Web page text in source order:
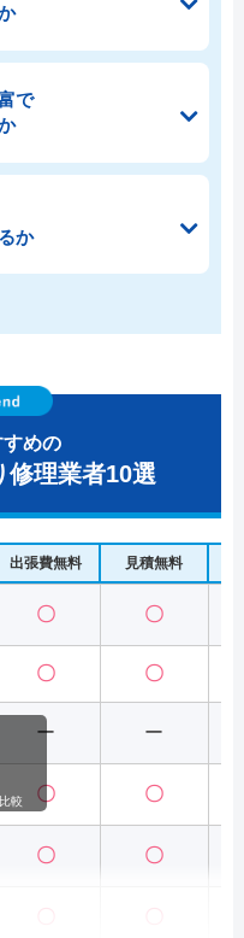
で
か
めの
修理業者10選
出張費無料 見積無料
〇 〇
〇 〇
ー ー
〇 〇
〇 〇
較